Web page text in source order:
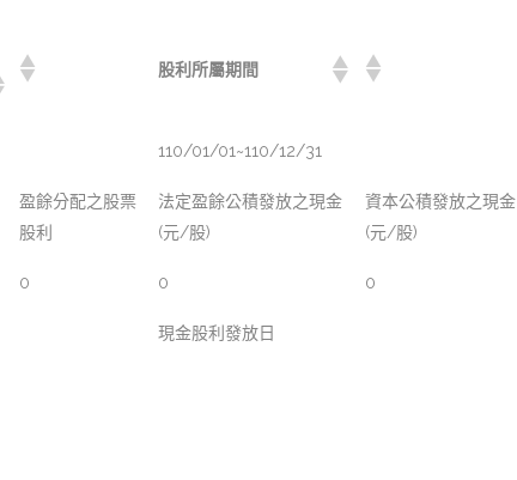
股利所屬期間
110/01/01~110/12/31
盈餘分配之股票
股利
法定盈餘公積發放之現金
(元/股)
資本公積發放之現金
(元/股)
0 0 0
現金股利發放日